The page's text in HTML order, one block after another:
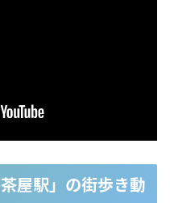
屋駅」の街歩き動